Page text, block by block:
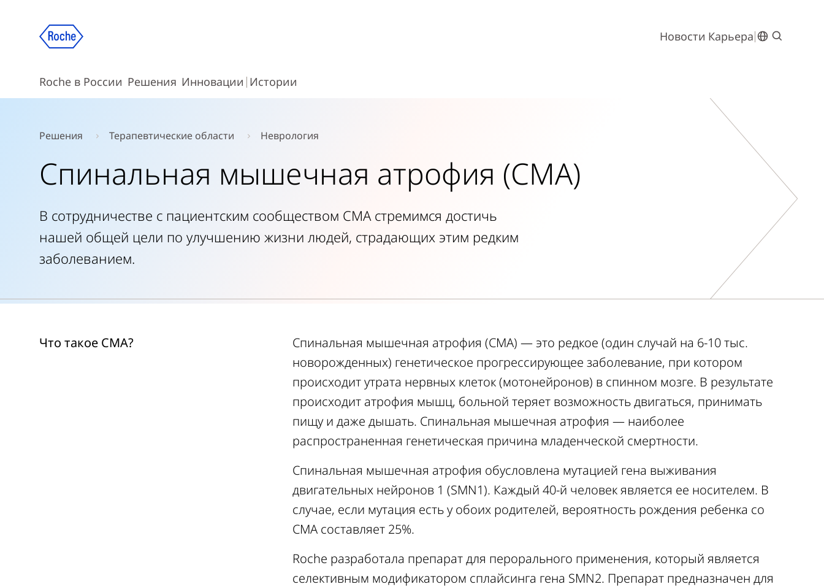
Новости Карьера
Roche в России Решения Инновации Истории
Решения Терапевтические области Неврология
Спинальная мышечная атрофия (СМА)
В сотрудничестве с пациентским сообществом СМА стремимся достичь
нашей общей цели по улучшению жизни людей, страдающих этим редким
заболеванием.
Что такое СМА?
Спинальная мышечная атрофия (СМА) — это редкое (один случай на 6-10 тыс.
новорожденных) генетическое прогрессирующее заболевание, при котором
происходит утрата нервных клеток (мотонейронов) в спинном мозге. В результате
происходит атрофия мышц, больной теряет возможность двигаться, принимать
пищу и даже дышать. Спинальная мышечная атрофия — наиболее
распространенная генетическая причина младенческой смертности.
Спинальная мышечная атрофия обусловлена мутацией гена выживания
двигательных нейронов 1 (SMN1). Каждый 40-й человек является ее носителем. В
случае, если мутация есть у обоих родителей, вероятность рождения ребенка со
СМА составляет 25%.
Roche разработала препарат для перорального применения, который является
селективным модификатором сплайсинга гена SMN2. Препарат предназначен для